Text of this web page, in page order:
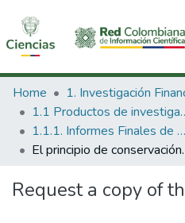
Communities & Collections
All of DSpace
Statistics
Home
1.1
1.1.1. Informes Finales de Proyectos de Investigación
El principio de
Request a copy of